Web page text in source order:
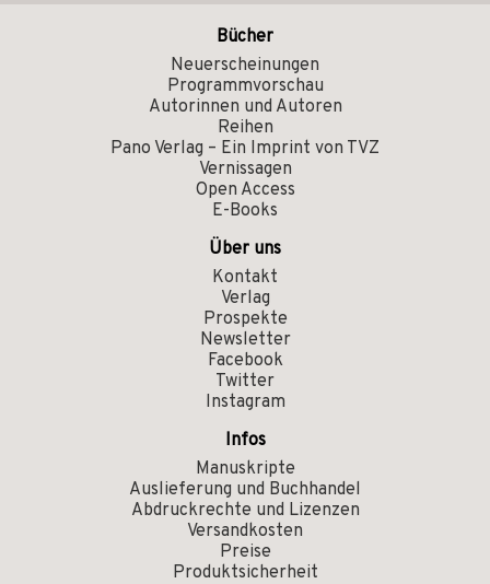
Bücher
Neuerscheinungen
Programmvorschau
Autorinnen und Autoren
Reihen
Pano Verlag – Ein Imprint von TVZ
Vernissagen
Open Access
E-Books
Über uns
Kontakt
Verlag
Prospekte
Newsletter
Facebook
Twitter
Instagram
Infos
Manuskripte
Auslieferung und Buchhandel
Abdruckrechte und Lizenzen
Versandkosten
Preise
Produktsicherheit